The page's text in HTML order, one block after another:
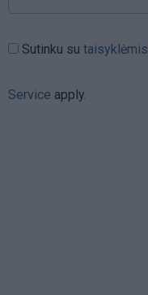
Sutinku su taisyklėmis
Service apply.